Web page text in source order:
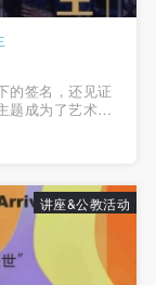
的签名，还见证
题成为了艺术表
术才能的手
腊人也打破了
讲座&公教活动
质档—式二
效力。
部义务，未
凡参加这次
签名/勾选
质档—式二
效力。
部义务，未
凡参加这次
签名/勾选
质档—式二
效力。
部义务，未
凡参加这次
签名/勾选